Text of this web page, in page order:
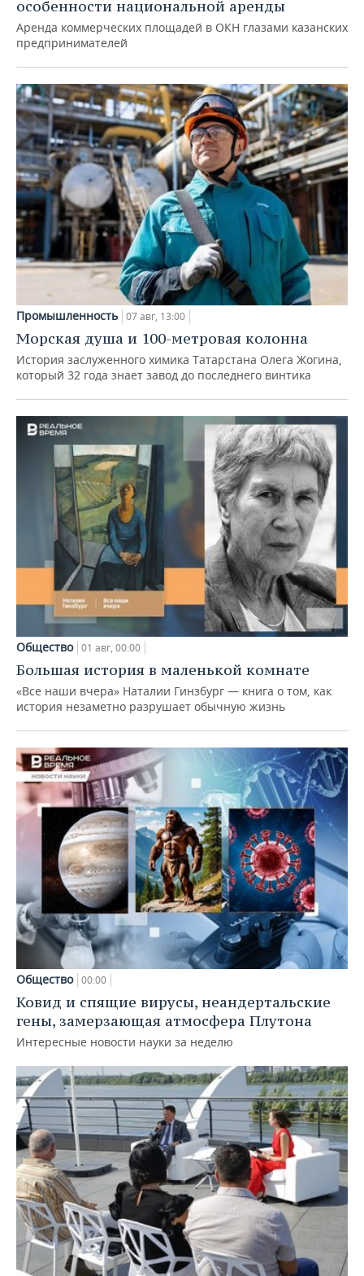
особенности национальной аренды
Аренда коммерческих площадей в ОКН глазами казанских
предпринимателей
Промышленность 07 авг, 13:00
Морская душа и 100-метровая колонна
История заслуженного химика Татарстана Олега Жогина,
который 32 года знает завод до последнего винтика
Общество 01 авг, 00:00
Большая история в маленькой комнате
«Все наши вчера» Наталии Гинзбург — книга о том, как
история незаметно разрушает обычную жизнь
Общество 00:00
Ковид и спящие вирусы, неандертальские
гены, замерзающая атмосфера Плутона
Интересные новости науки за неделю